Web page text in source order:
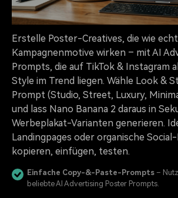
Erstelle Poster-Creatives, die wie
Kampagnenmotive wirken – mit AI
Prompts, die auf TikTok & Instagram
Style im Trend liegen. Wähle Look &
Prompt (Studio, Street, Luxury,
und lass Nano Banana 2 daraus in
Werbeplakat-Varianten generieren.
Landingpages oder organische Social-
kopieren, einfügen, testen.
Einfache Copy-&-Paste-Prompts –
beliebte AI Advertising Poster Prompts.